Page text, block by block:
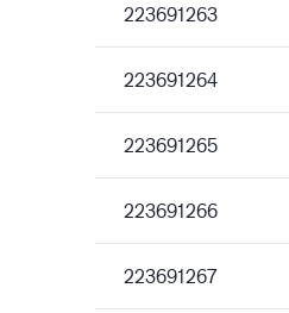
223691263
223691264
223691265
223691266
223691267